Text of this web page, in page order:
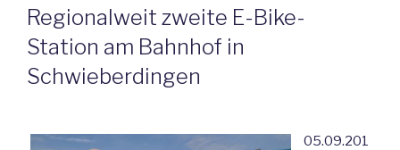
AM
Regionalweit zweite E-Bike-
Station am Bahnhof in
Schwieberdingen
05.09.201